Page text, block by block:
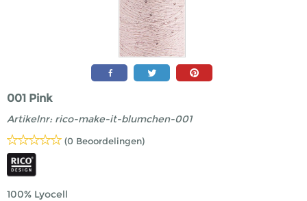
001 Pink
Artikelnr: rico-make-it-blumchen-001
(0 Beoordelingen)
100% Lyocell